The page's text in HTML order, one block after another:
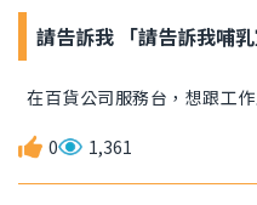
請告訴我 「請告訴我哺
在百貨公司服務台，想跟工
0 1,361